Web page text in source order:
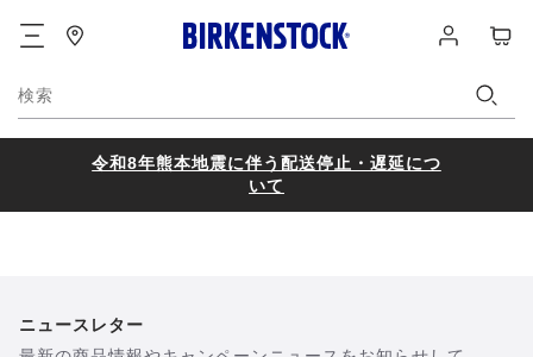
グ
ー
検索
令和8年熊本地震に伴う配送停止・遅延につ
いて
ニュースレター